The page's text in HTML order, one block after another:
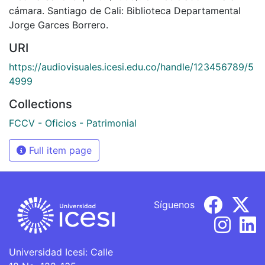
cámara. Santiago de Cali: Biblioteca Departamental
Jorge Garces Borrero.
URI
https://audiovisuales.icesi.edu.co/handle/123456789/5
4999
Collections
FCCV - Oficios - Patrimonial
Full item page
Universidad Icesi: Calle
Síguenos